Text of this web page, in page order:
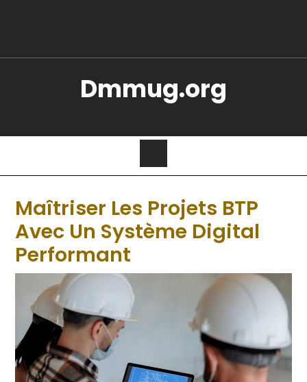
Dmmug.org
Maîtriser Les Projets BTP
Avec Un Système Digital
Performant